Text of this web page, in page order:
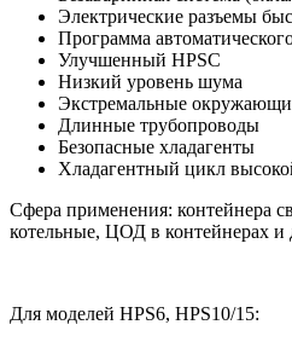
Электрические разъемы
Программа
Улучшенный HPSC
Низкий уровень шума
Экстремальные
Длинные трубопроводы
Безопасные хладагенты
Хладагентный цикл
Сфера применения: контейнера
котельные, ЦОД в контейнерах и
Для моделей HPS6, HPS10/15: